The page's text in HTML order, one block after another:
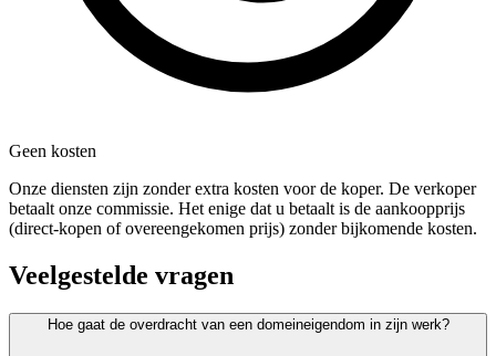
Geen kosten
Onze diensten zijn zonder extra kosten voor de koper. De verkoper
betaalt onze commissie. Het enige dat u betaalt is de aankoopprijs
(direct-kopen of overeengekomen prijs) zonder bijkomende kosten.
Veelgestelde vragen
Hoe gaat de overdracht van een domeineigendom in zijn werk?